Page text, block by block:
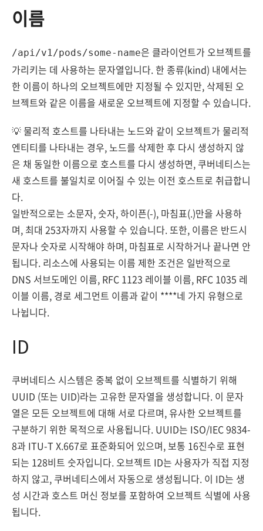
이름
/api/v1/pods/some-name은 클라이언트가 오브젝트를
가리키는 데 사용하는 문자열입니다. 한 종류(kind) 내에서는
한 이름이 하나의 오브젝트에만 지정될 수 있지만, 삭제된 오
브젝트와 같은 이름을 새로운 오브젝트에 지정할 수 있습니다.
💡 물리적 호스트를 나타내는 노드와 같이 오브젝트가 물리적
엔티티를 나타내는 경우, 노드를 삭제한 후 다시 생성하지 않
은 채 동일한 이름으로 호스트를 다시 생성하면, 쿠버네티스는
새 호스트를 불일치로 이어질 수 있는 이전 호스트로 취급합니
다.
일반적으로는 소문자, 숫자, 하이픈(-), 마침표(.)만을 사용하
며, 최대 253자까지 사용할 수 있습니다. 또한, 이름은 반드시
문자나 숫자로 시작해야 하며, 마침표로 시작하거나 끝나면 안
됩니다. 리소스에 사용되는 이름 제한 조건은 일반적으로
DNS 서브도메인 이름, RFC 1123 레이블 이름, RFC 1035 레
이블 이름, 경로 세그먼트 이름과 같이 ****네 가지 유형으로
나뉩니다.
ID
쿠버네티스 시스템은 중복 없이 오브젝트를 식별하기 위해
UUID (또는 UID)라는 고유한 문자열을 생성합니다. 이 문자
열은 모든 오브젝트에 대해 서로 다르며, 유사한 오브젝트를
구분하기 위한 목적으로 사용됩니다. UUID는 ISO/IEC 9834-
8과 ITU-T X.667로 표준화되어 있으며, 보통 16진수로 표현
되는 128비트 숫자입니다. 오브젝트 ID는 사용자가 직접 지정
하지 않고, 쿠버네티스에서 자동으로 생성됩니다. 이 ID는 생
성 시간과 호스트 머신 정보를 포함하여 오브젝트 식별에 사용
됩니다.